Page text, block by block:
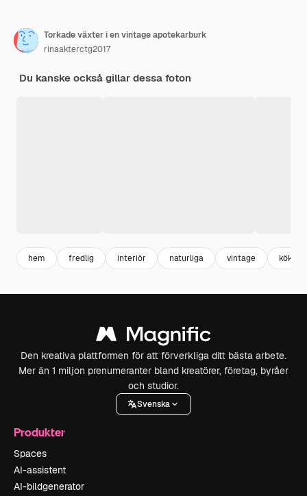
Torkade växter i en vintage apotekarburk
rinaakterctg2017
Du kanske också gillar dessa foton
hem fredlig interiör naturliga vintage kök
Den kreativa plattformen för att förverkliga ditt bästa arbete.
Mer än 1 miljon prenumeranter bland kreatörer, företag, byråer
och studior.
Svenska
Produkter
Spaces
AI-assistent
AI-bildgenerator